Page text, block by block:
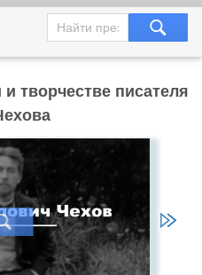
творчестве писателя